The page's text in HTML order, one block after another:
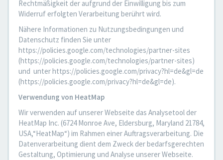
Rechtmäßigkeit der aufgrund der Einwilligung bis zum
Widerruf erfolgten Verarbeitung berührt wird.
Nähere Informationen zu Nutzungsbedingungen und
Datenschutz finden Sie unter
https://policies.google.com/technologies/partner-sites
(https://policies.google.com/technologies/partner-sites)
und unter https://policies.google.com/privacy?hl=de&gl=de
(https://policies.google.com/privacy?hl=de&gl=de).
Verwendung von HeatMap
Wir verwenden auf unserer Webseite das Analysetool der
HeatMap Inc. (6724 Monroe Ave, Eldersburg, Maryland 21784,
USA,“HeatMap“) im Rahmen einer Auftragsverarbeitung. Die
Datenverarbeitung dient dem Zweck der bedarfsgerechten
Gestaltung, Optimierung und Analyse unserer Webseite.